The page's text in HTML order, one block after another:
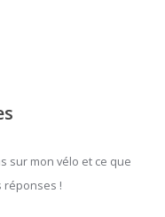
sur mon vélo et ce que
réponses !